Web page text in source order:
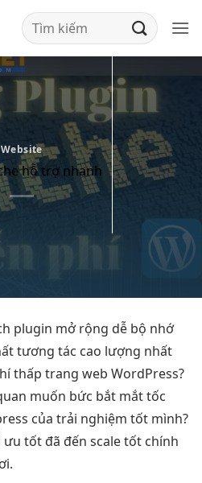
Website
hỗ trợ nhanh
plugin mở rộng dễ bộ nhớ
tương tác cao lượng nhất
thấp trang web WordPress?
muốn bức bắt mắttốc
của trải nghiệm tốt mình?
ưu tốt đã đến scale tốt chính